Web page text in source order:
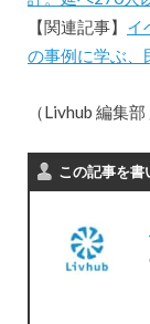
【関連記事】 イ
の事例に学ぶ、
（Livhub 編集部
この記事を書